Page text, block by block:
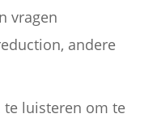
vragen
andere
te luisteren om te